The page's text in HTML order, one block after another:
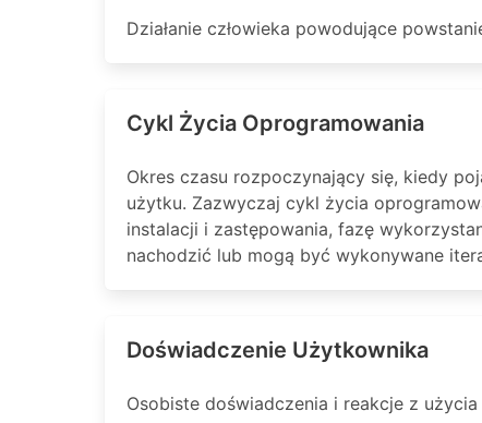
Działanie człowieka powodujące
Cykl Życia Oprogramowania
Okres czasu rozpoczynający się, kiedy
użytku. Zazwyczaj cykl życia
instalacji i zastępowania, fazę
nachodzić lub mogą być wykonywane
Doświadczenie Użytkownika
Osobiste doświadczenia i reakcje z